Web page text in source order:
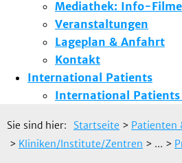
Mediathek: Info-Filme
Veranstaltungen
Lageplan & Anfahrt
Kontakt
International Patients
International
Sie sind hier: Startseite > Patienten
> Kliniken/Institute/Zentren > ... >